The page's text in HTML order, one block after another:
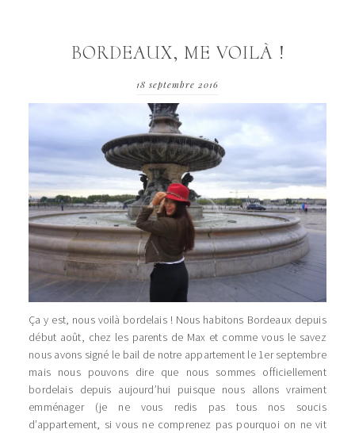
BORDEAUX, ME VOILÀ !
18 septembre 2016
Ça y est, nous voilà bordelais ! Nous habitons Bordeaux depuis
début août, chez les parents de Max et comme vous le savez
nous avons signé le bail de notre appartement le 1er septembre
mais nous pouvons dire que nous sommes officiellement
bordelais depuis aujourd’hui puisque nous allons vraiment
emménager (je ne vous redis pas tous nos soucis
d’appartement, si vous ne comprenez pas pourquoi on ne vit